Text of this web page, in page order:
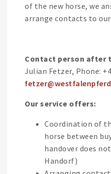
of the new horse, we
arrange contacts to
Contact person after
Julian Fetzer, Phone:
Our service offers:
Coordination of
horse between
handover does
Handorf)